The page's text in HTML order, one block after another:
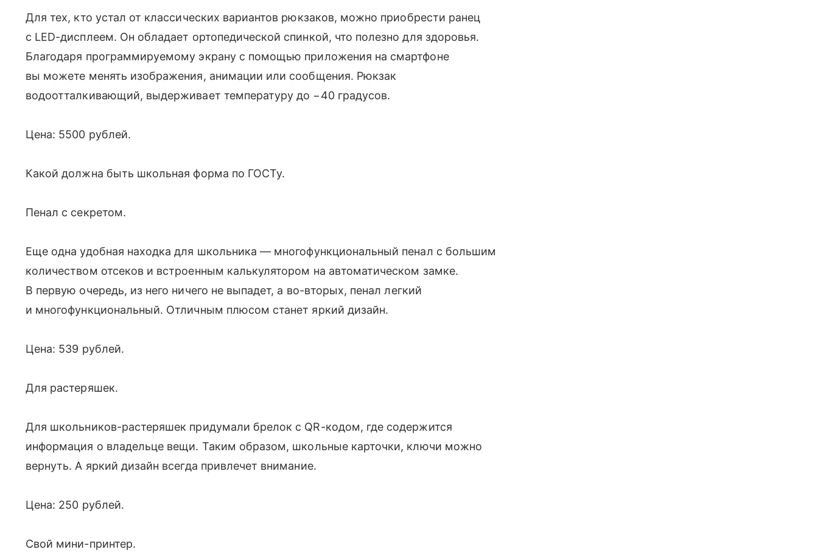
Для тех, кто устал от классических вариантов рюкзаков, можно приобрести ранец
с LED-дисплеем. Он обладает ортопедической спинкой, что полезно для здоровья.
Благодаря программируемому экрану с помощью приложения на смартфоне
вы можете менять изображения, анимации или сообщения. Рюкзак
водоотталкивающий, выдерживает температуру до −40 градусов.
Цена: 5500 рублей.
Какой должна быть школьная форма по ГОСТу.
Пенал с секретом.
Еще одна удобная находка для школьника — многофункциональный пенал с большим
количеством отсеков и встроенным калькулятором на автоматическом замке.
В первую очередь, из него ничего не выпадет, а во-вторых, пенал легкий
и многофункциональный. Отличным плюсом станет яркий дизайн.
Цена: 539 рублей.
Для растеряшек.
Для школьников-растеряшек придумали брелок с QR-кодом, где содержится
информация о владельце вещи. Таким образом, школьные карточки, ключи можно
вернуть. А яркий дизайн всегда привлечет внимание.
Цена: 250 рублей.
Свой мини-принтер.